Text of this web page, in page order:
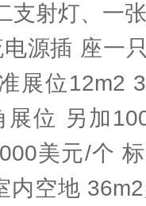
支射灯、一
源插 座一
展位12m2
展位 另加
美元/个
内空地